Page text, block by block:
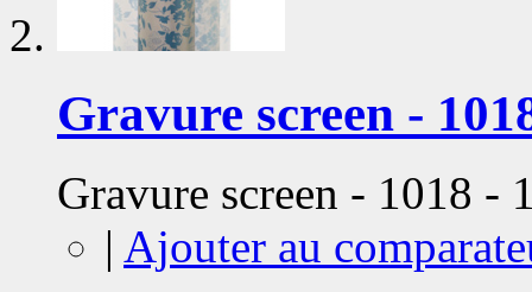
Gravure screen -
Gravure screen - 1018 -
| Ajouter au